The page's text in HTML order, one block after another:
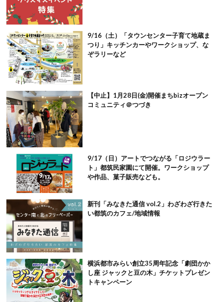
9/16（土）「タウンセンター子育て地蔵ま
つり」キッチンカーやワークショップ、な
ぞラリーなど
【中止】1月28日(金)開催まちbizオープン
コミュニティ＠つづき
9/17（日）アートでつながる「ロジウラー
ト」都筑民家園にて開催。ワークショップ
や作品、菓子販売なども。
新刊「みなきた通信 vol.2」わざわざ行きた
い都筑のカフェ/地域情報
横浜都市みらい創立35周年記念「劇団かか
し座 ジャックと豆の木」チケットプレゼン
トキャンペーン